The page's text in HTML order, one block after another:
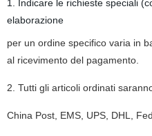
1. Indicare le richieste speciali
elaborazione
per un ordine specifico varia in
al ricevimento del pagamento.
2. Tutti gli articoli ordinati
China Post, EMS, UPS, DHL,